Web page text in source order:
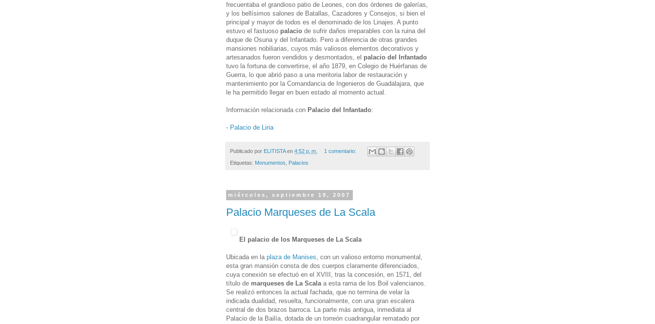
frecuentaba el grandioso patio de Leones, con dos órdenes de galerías,
y los bellísimos salones de Batallas, Cazadores y Consejos, si bien el
principal y mayor de todos es el denominado de los Linajes. A punto
estuvo el fastuoso palacio de sufrir daños irreparables con la ruina del
duque de Osuna y del Infantado. Pero a diferencia de otras grandes
mansiones nobiliarias, cuyos más valiosos elementos decorativos y
artesanados fueron vendidos y desmontados, el palacio del Infantado
tuvo la fortuna de convertirse, el año 1879, en Colegio de Huérfanas de
Guerra, lo que abrió paso a una meritoria labor de restauración y
mantenimiento por la Comandancia de Ingenieros de Guadalajara, que
le ha permitido llegar en buen estado al momento actual.
Información relacionada con Palacio del Infantado:
- Palacio de Liria
Publicado por ELITISTA en 4:52 p. m. 1 comentario:
Etiquetas: Monumentos Palacios
miércoles, septiembre 19, 2007
Palacio Marqueses de La Scala
El palacio de los Marqueses de La Scala
Ubicada en la plaza de Manises, con un valioso entorno monumental,
esta gran mansión consta de dos cuerpos claramente diferenciados,
cuya conexión se efectuó en el XVIII, tras la concesión, en 1571, del
título de marqueses de La Scalaa esta rama de los Boil valencianos.
Se realizó entonces la actual fachada, que no termina de velar la
indicada dualidad, resuelta, funcionalmente, con una gran escalera
central de dos brazos barroca. La parte más antigua, inmediata al
Palacio de la Bailía, dotada de un torreón cuadrangular rematado por